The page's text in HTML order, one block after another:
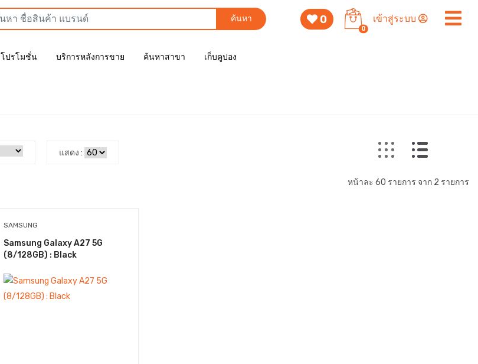
ค้นหา 0
0
เข้าสู่ระบบ
โปรโมชั่น บริการหลังการขาย ค้นหาสาขา เก็บคูปอง
แสดง :
หน้าละ 60 รายการ จาก 2 รายการ
SAMSUNG
Samsung Galaxy A27 5G
(8/128GB) : Black